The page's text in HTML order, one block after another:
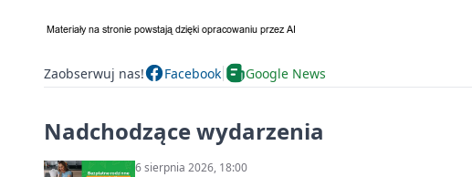
Zaobserwuj nas! Facebook Google News
Nadchodzące wydarzenia
6 sierpnia 2026, 18:00